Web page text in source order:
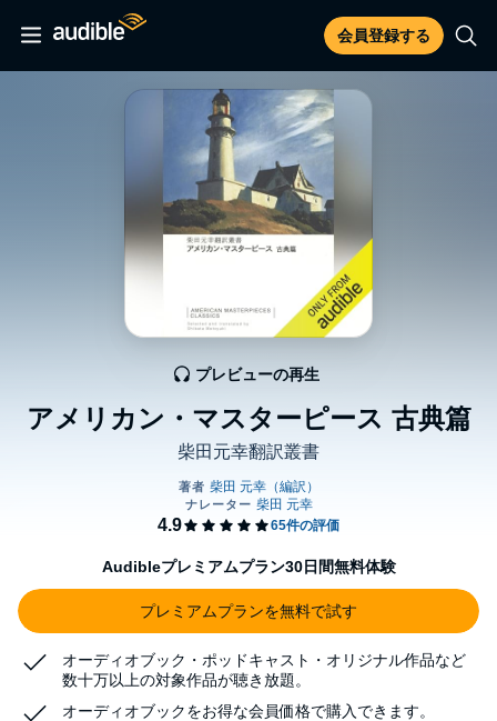
会員登録する
アメリカン・マスターピース 古典篇
柴田元幸翻訳叢書
プレビューの再生
Audibleプレミアムプラン30日間無料体験
プレミアムプランを無料で試す
オーディオブック・ポッドキャスト・オリジナル作品など
数十万以上の対象作品が聴き放題。
オーディオブックをお得な会員価格で購入できます。